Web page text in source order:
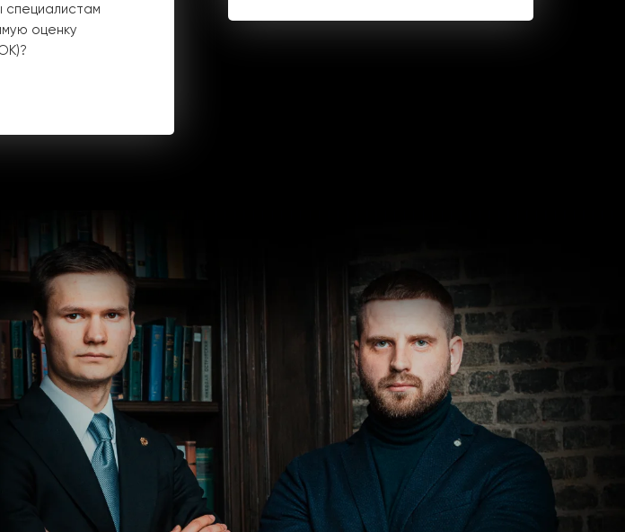
специалистам
оценку